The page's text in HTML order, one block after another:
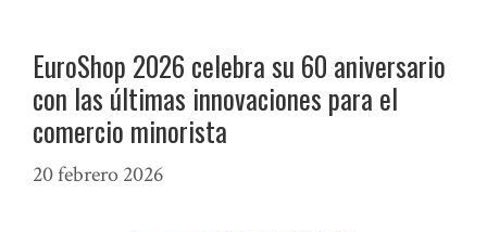
EuroShop 2026 celebra su 60 aniversario
con las últimas innovaciones para el
comercio minorista
20 febrero 2026